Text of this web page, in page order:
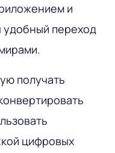
и
удобный переход
получать
цифровых